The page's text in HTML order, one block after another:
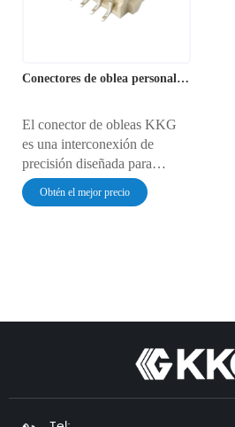
Conectores de oblea personalizados de 4 pines
El conector de obleas KKG
es una interconexión de
precisión diseñada para
conectar eléctricamente
encapsulados a nivel de oblea
sistemas de control industrial,
robusta y de bajo perfil,
esencial para la electrónica
miniaturizada moderna.
Obtén el mejor precio